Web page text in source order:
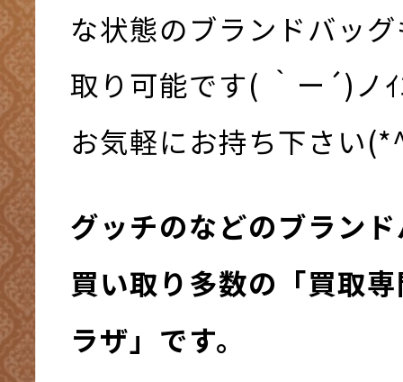
な状態のブランドバッ
取り可能です( ｀ー´)ノ
お気軽にお持ち下さい
グッチのなどのブラン
買い取り多数の「買取
ラザ」です。